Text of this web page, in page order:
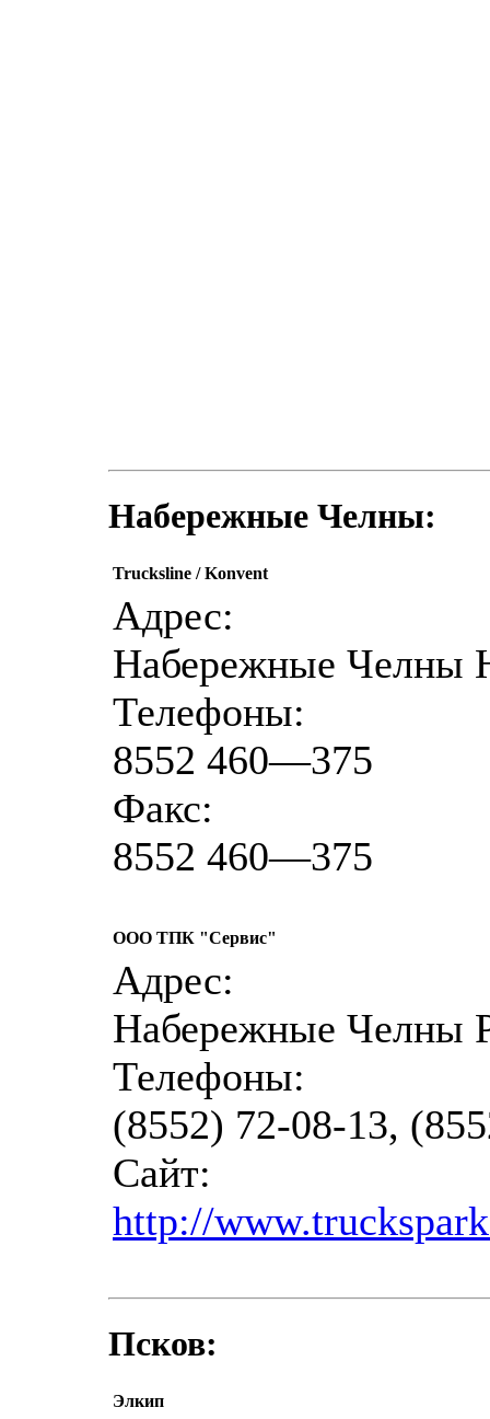
Набережные Челны:
Trucksline / Konvent
Адрес:
Набережные Челны
Телефоны:
8552 460—375
Факс:
8552 460—375
ООО ТПК "Сервис"
Адрес:
Набережные Челны
Телефоны:
(8552) 72-08-13,
Сайт:
http://
Псков:
Элкип